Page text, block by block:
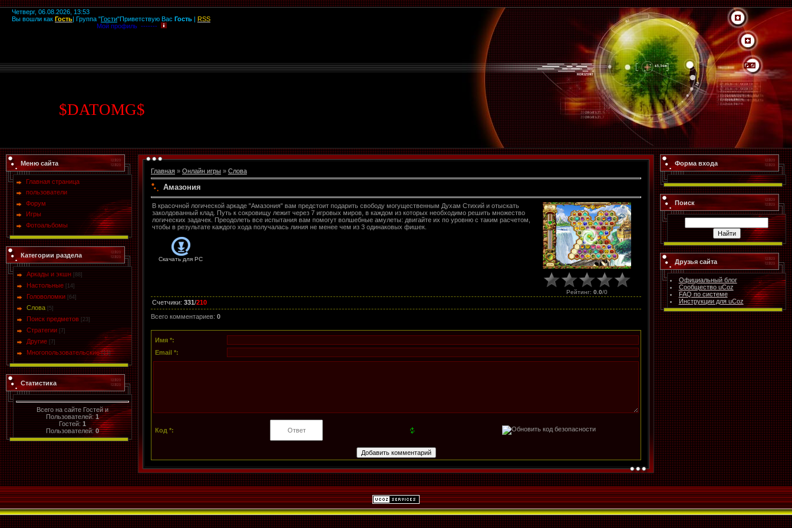
Четверг, 06.08.2026, 13:53
Вы вошли как Гость| Группа "Гости"Приветствую Вас Гость | RSS
Мой профиль -------
$DATOMG$
Меню сайта
Главная страница
пользователи
Форум
Игры
Фотоальбомы
Категории раздела
Аркады и экшн [88]
Настольные [14]
Головоломки [64]
Слова [5]
Поиск предметов [23]
Стратегии [7]
Другие [7]
Многопользовательские [13]
Статистика
Всего на сайте Гостей и
Пользователей:1
Гостей:1
Пользователей:0
Главная » Онлайн игры » Слова
Амазония
В красочной логической аркаде "Амазония" вам предстоит подарить свободу могущественным Духам Стихий и отыскать
заколдованный клад. Путь к сокровищу лежит через 7 игровых миров, в каждом из которых необходимо решить множество
логических задачек. Преодолеть все испытания вам помогут волшебные амулеты: двигайте их по уровню с таким расчетом,
чтобы в результате каждого хода получалась линия не менее чем из 3 одинаковых фишек.
Скачать для PC
Рейтинг: 0.0/0
Счетчики: 331 /210
Всего комментариев: 0
Имя *:
Email *:
Код *:
Форма входа
Поиск
Друзья сайта
Официальный блог
Сообщество uCoz
FAQ по системе
Инструкции для uCoz